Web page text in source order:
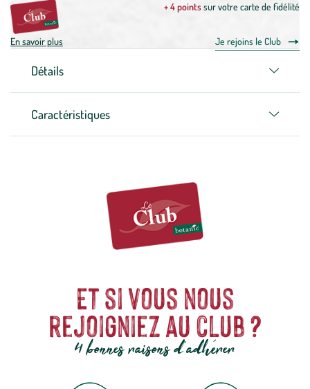
+ 4 pointssur votre carte de fidélité
En savoir plus Je rejoins le Club
Détails
Caractéristiques
Et si vous nous
rejoigniez au club ?
4 bonnes raisons d'adhérer